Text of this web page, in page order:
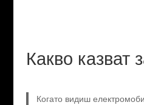
Какво казват
Когато видиш